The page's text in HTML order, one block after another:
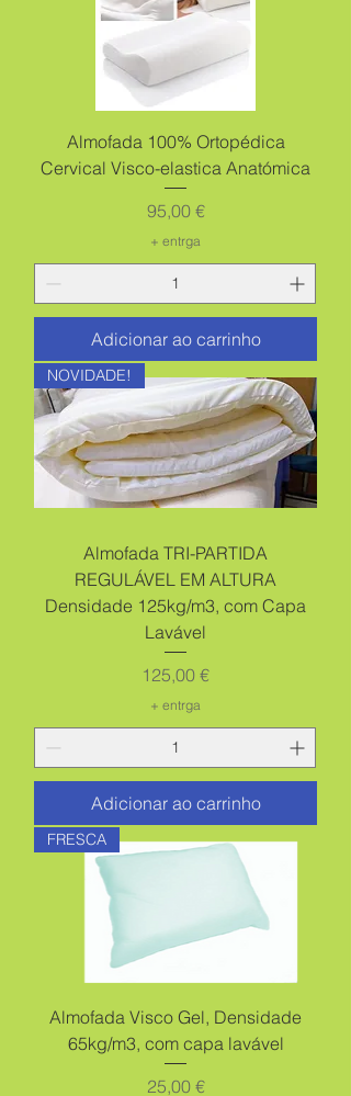
Almofada 100% Ortopédica
Cervical Visco-elastica Anatómica
Preço
95,00 €
+ entrga
Adicionar ao carrinho
NOVIDADE!
Almofada TRI-PARTIDA
REGULÁVEL EM ALTURA
Densidade 125kg/m3, com Capa
Lavável
Preço
125,00 €
+ entrga
Adicionar ao carrinho
FRESCA
Almofada Visco Gel, Densidade
65kg/m3, com capa lavável
Preço
25,00 €